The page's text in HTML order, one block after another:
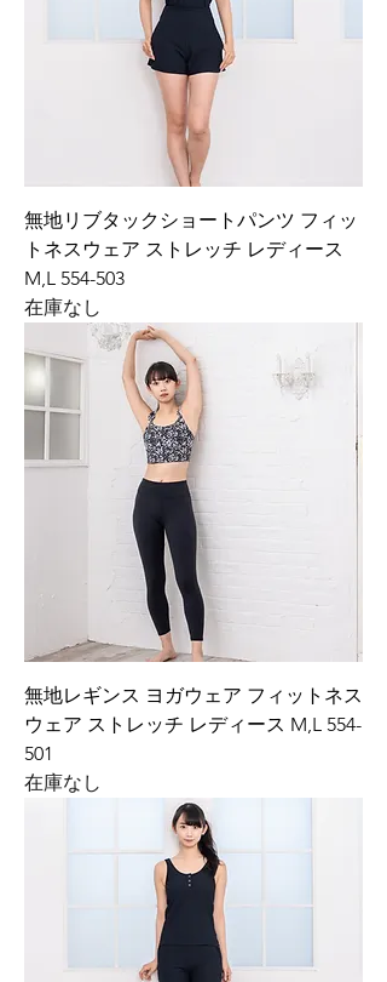
無地リブタックショートパンツ フィッ
トネスウェア ストレッチ レディース
M,L 554-503
在庫なし
無地レギンス ヨガウェア フィットネス
ウェア ストレッチ レディース M,L 554-
501
在庫なし